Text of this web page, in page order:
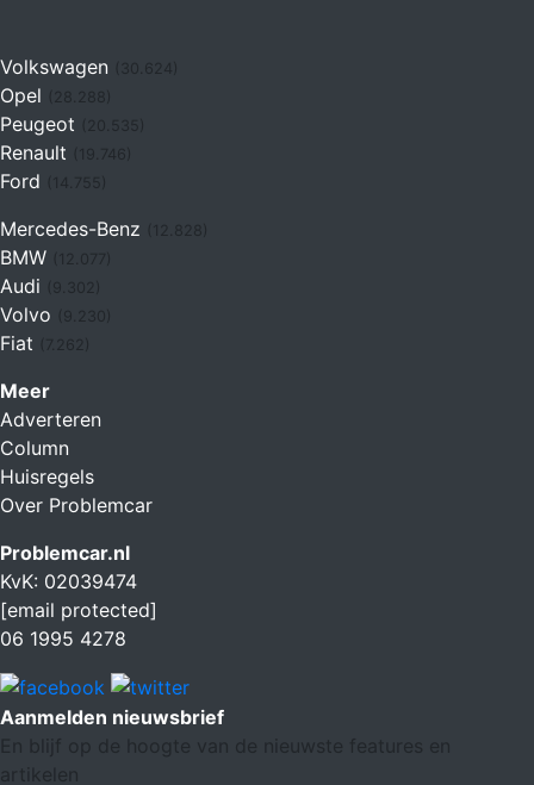
Volkswagen (30.624)
Opel
Peugeot
Renault (19.746)
Ford (14.755)
Mercedes-Benz
BMW
Audi
Volvo
Fiat (7.262)
Meer
Adverteren
Column
Huisregels
Over Problemcar
Problemcar.nl
KvK: 02039474
[email protected]
06 1995 4278
Aanmelden nieuwsbrief
En blijf op de hoogte van de nieuwste features en
artikelen